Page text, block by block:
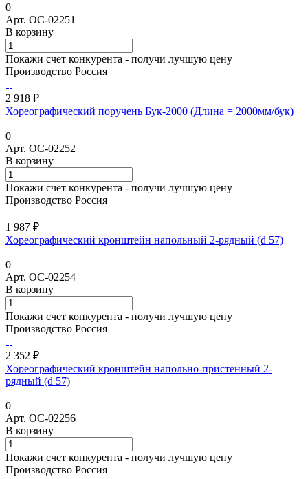
0
Арт. ОС-02251
В корзину
Покажи счет конкурента - получи лучшую цену
Производство Россия
2 918 ₽
Хореографический поручень Бук-2000 (Длина = 2000мм/бук)
0
Арт. ОС-02252
В корзину
Покажи счет конкурента - получи лучшую цену
Производство Россия
1 987 ₽
Хореографический кронштейн напольный 2-рядный (d 57)
0
Арт. ОС-02254
В корзину
Покажи счет конкурента - получи лучшую цену
Производство Россия
2 352 ₽
Хореографический кронштейн напольно-пристенный 2-
рядный (d 57)
0
Арт. ОС-02256
В корзину
Покажи счет конкурента - получи лучшую цену
Производство Россия